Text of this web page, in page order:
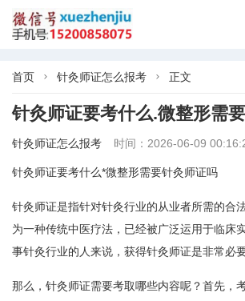
首页  针灸师证怎么报考  正文
针灸师证要考什么.微整形需
针灸师证怎么报考 时间：2026-06-09
针灸师证要考什么*微整形需要针灸师证吗
针灸师证是指针对针灸行业的从业者所需的合
为一种传统中医疗法，已经被广泛运用于临床
事针灸行业的人来说，获得针灸师证是非常必要
那么，针灸师证需要考取哪些内容呢？首先，